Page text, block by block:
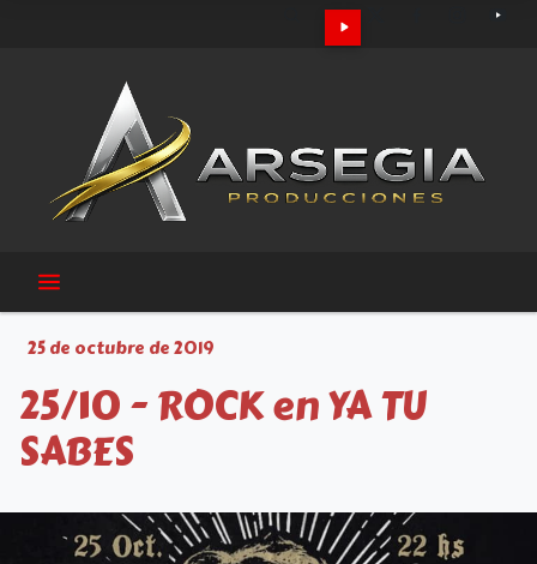
25 de octubre de 2019
25/10 - ROCK en YA TU
SABES